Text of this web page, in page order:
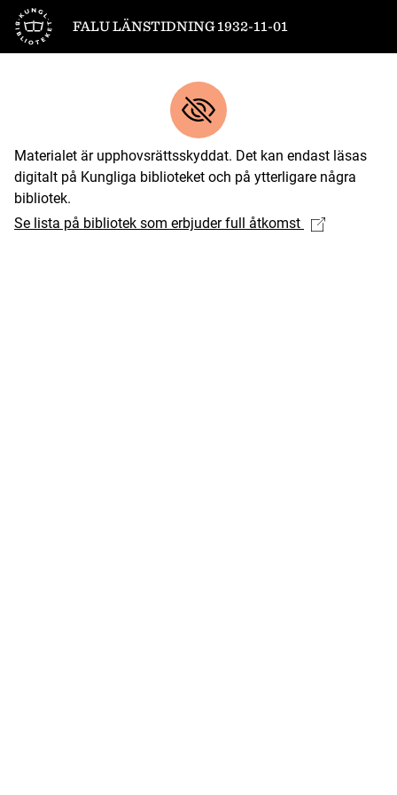
Till startsidan
FALU LÄNSTIDNING 1932-11-01
Materialet är upphovsrättsskyddat. Det kan endast läsas
digitalt på Kungliga biblioteket och på ytterligare några
bibliotek.
Se lista på bibliotek som erbjuder full åtkomst